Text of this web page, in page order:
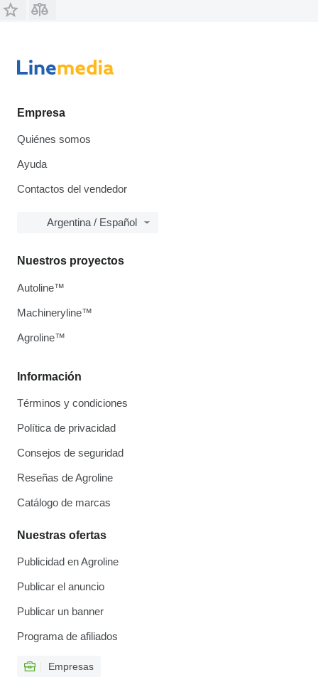
Empresa
Quiénes somos
Ayuda
Contactos del vendedor
Argentina / Español
Información
Términos y condiciones
Política de privacidad
Consejos de seguridad
Reseñas de Agroline
Catálogo de marcas
Nuestras ofertas
Publicidad en Agroline
Publicar el anuncio
Publicar un banner
Programa de afiliados
Empresas
Nuestros proyectos
Autoline™
Machineryline™
Agroline™